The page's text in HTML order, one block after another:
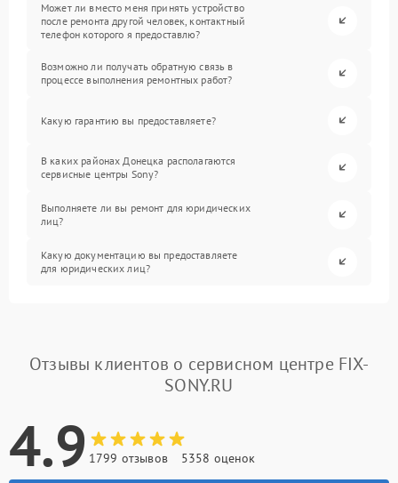
Может ли вместо меня принять устройство
после ремонта другой человек, контактный
телефон которого я предоставлю?
Возможно ли получать обратную связь в
процессе выполнения ремонтных работ?
Какую гарантию вы предоставляете?
В каких районах Донецка располагаются
сервисные центры Sony?
Выполняете ли вы ремонт для юридических
лиц?
Какую документацию вы предоставляете
для юридических лиц?
Отзывы клиентов о сервисном центре FIX-
SONY.RU
4.9 1799 отзывов 5358 оценок